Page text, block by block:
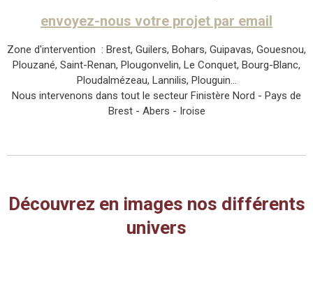
envoyez-nous votre projet par email
Zone d'intervention : Brest, Guilers, Bohars, Guipavas, Gouesnou,
Plouzané, Saint-Renan, Plougonvelin, Le Conquet, Bourg-Blanc,
Ploudalmézeau, Lannilis, Plouguin...
Nous intervenons dans tout le secteur Finistère Nord - Pays de
Brest - Abers - Iroise
Découvrez en images nos différents
univers